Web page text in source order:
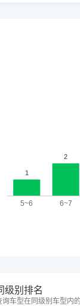
级别排名
询车型在同级别车型内